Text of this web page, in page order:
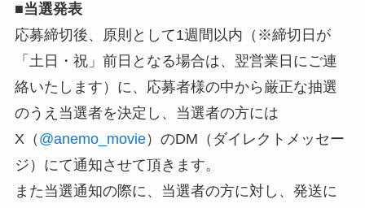
■当選発表
応募締切後、原則として1週間以内（※締切日が
「土日・祝」前日となる場合は、翌営業日にご連
絡いたします）に、応募者様の中から厳正な抽選
のうえ当選者を決定し、当選者の方には
X（ @anemo_movie）のDM（ダイレクトメッセー
ジ）にて通知させて頂きます。
また当選通知の際に、当選者の方に対し、発送に